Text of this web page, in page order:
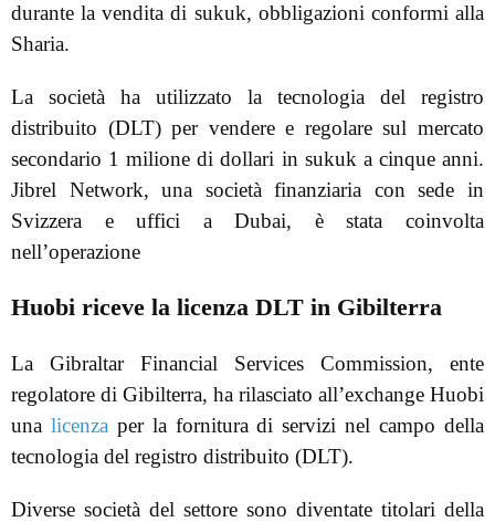
durante la vendita di sukuk, obbligazioni conformi alla
Sharia.
La società ha utilizzato la tecnologia del registro
distribuito (DLT) per vendere e regolare sul mercato
secondario 1 milione di dollari in sukuk a cinque anni.
Jibrel Network, una società finanziaria con sede in
Svizzera e uffici a Dubai, è stata coinvolta
nell’operazione
Huobi riceve la licenza DLT in Gibilterra
La Gibraltar Financial Services Commission, ente
regolatore di Gibilterra, ha rilasciato all’exchange Huobi
una licenza per la fornitura di servizi nel campo della
tecnologia del registro distribuito (DLT).
Diverse società del settore sono diventate titolari della